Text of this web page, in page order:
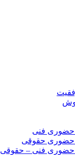
فنی
حقوقی
فنی – حقوقی